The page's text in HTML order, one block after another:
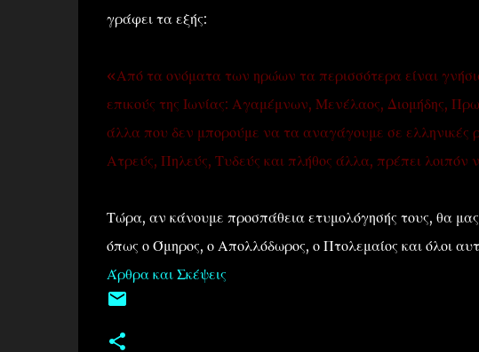
γράφει τα εξής:
«Από τα ονόματα των ηρώων τα περισσότερα είναι
επικούς της Ιωνίας: Αγαμέμνων, Μενέλαος, Διομήδης,
άλλα που δεν μπορούμε να τα αναγάγουμε σε ελληνικές
Ατρεύς, Πηλεύς, Τυδεύς και πλήθος άλλα, πρέπει λοιπόν
Τώρα, αν κάνουμε προσπάθεια ετυμολόγησής τους, θα
όπως ο Όμηρος, ο Απολλόδωρος, ο Πτολεμαίος και όλοι
Άρθρα και Σκέψεις